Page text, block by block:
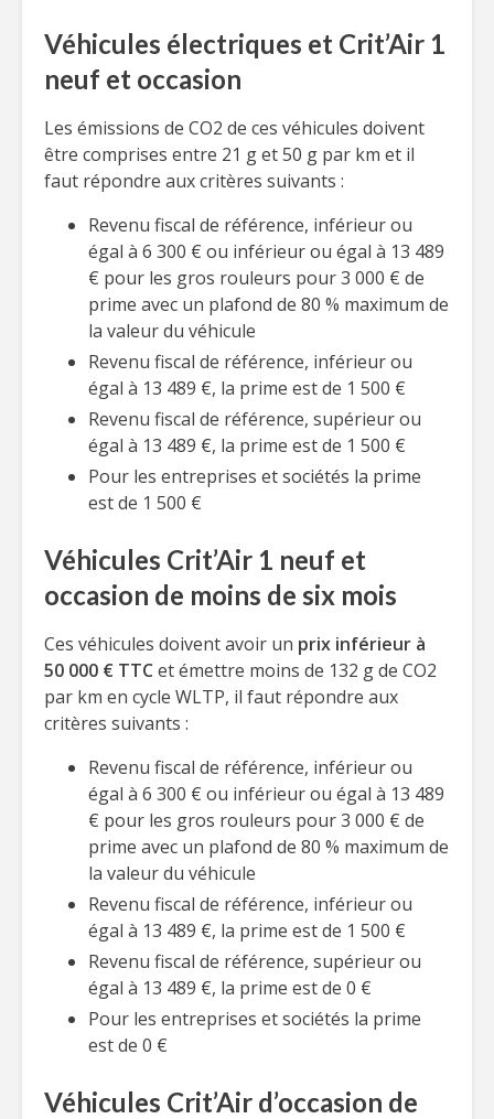
Véhicules électriques et Crit’Air 1
neuf et occasion
Les émissions de CO2 de ces véhicules doivent
être comprises entre 21 g et 50 g par km et il
faut répondre aux critères suivants :
Revenu fiscal de référence, inférieur ou
égal à 6 300 € ou inférieur ou égal à 13 489
€ pour les gros rouleurs pour 3 000 € de
prime avec un plafond de 80 % maximum de
la valeur du véhicule
Revenu fiscal de référence, inférieur ou
égal à 13 489 €, la prime est de 1 500 €
Revenu fiscal de référence, supérieur ou
égal à 13 489 €, la prime est de 1 500 €
Pour les entreprises et sociétés la prime
est de 1 500 €
Véhicules Crit’Air 1 neuf et
occasion de moins de six mois
Ces véhicules doivent avoir un prix inférieur à
50 000 € TTCet émettre moins de 132 g de CO2
par km en cycle WLTP, il faut répondre aux
critères suivants :
Revenu fiscal de référence, inférieur ou
égal à 6 300 € ou inférieur ou égal à 13 489
€ pour les gros rouleurs pour 3 000 € de
prime avec un plafond de 80 % maximum de
la valeur du véhicule
Revenu fiscal de référence, inférieur ou
égal à 13 489 €, la prime est de 1 500 €
Revenu fiscal de référence, supérieur ou
égal à 13 489 €, la prime est de 0 €
Pour les entreprises et sociétés la prime
est de 0 €
Véhicules Crit’Air d’occasion de